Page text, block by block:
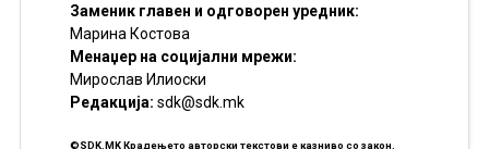
Заменик главен и одговорен уредник:
Марина Костова
Менаџер на социјални мрежи:
Мирослав Илиоски
Редакцијa: sdk@sdk.mk
©SDK.MK Крадењето авторски текстови е казниво со закон.